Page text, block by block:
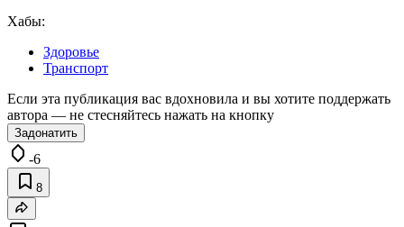
Хабы:
Здоровье
Транспорт
Если эта публикация вас вдохновила и вы хотите поддержать
автора — не стесняйтесь нажать на кнопку
Задонатить
-6
8